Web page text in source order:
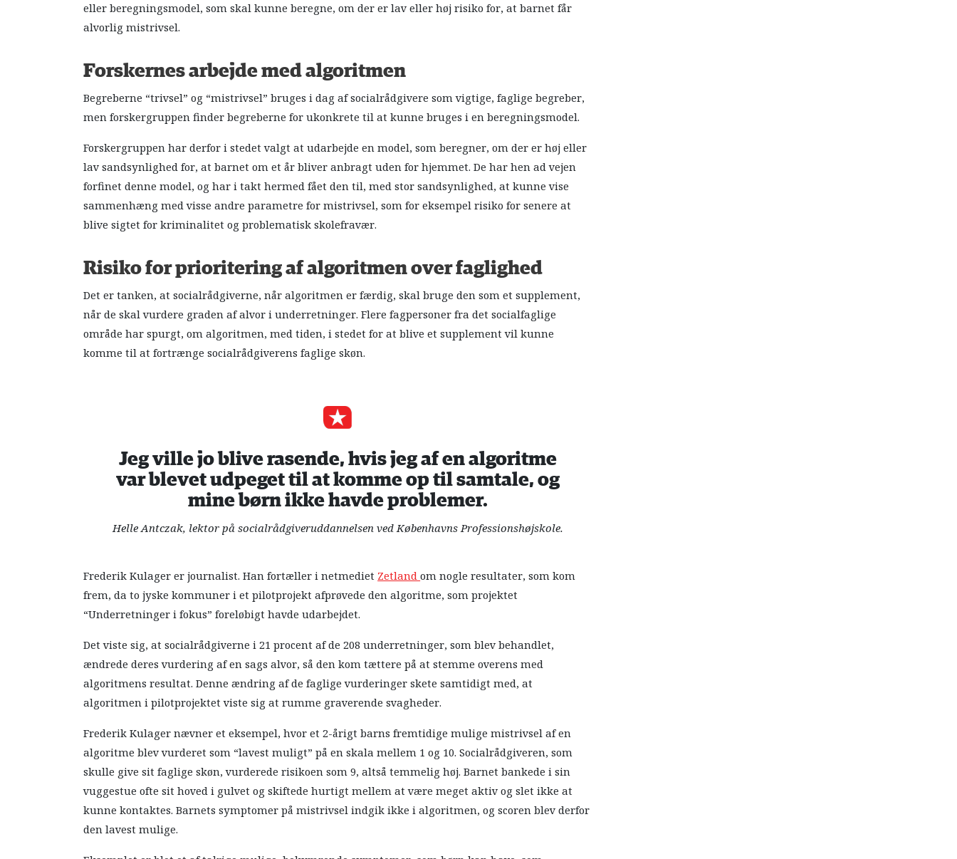
eller beregningsmodel, som skal kunne beregne, om der er lav eller høj risiko for, at barnet får
alvorlig mistrivsel.
Forskernes arbejde med algoritmen
Begreberne “trivsel” og “mistrivsel” bruges i dag af socialrådgivere som vigtige, faglige begreber,
men forskergruppen finder begreberne for ukonkrete til at kunne bruges i en beregningsmodel.
Forskergruppen har derfor i stedet valgt at udarbejde en model, som beregner, om der er høj eller
lav sandsynlighed for, at barnet om et år bliver anbragt uden for hjemmet. De har hen ad vejen
forfinet denne model, og har i takt hermed fået den til, med stor sandsynlighed, at kunne vise
sammenhæng med visse andre parametre for mistrivsel, som for eksempel risiko for senere at
blive sigtet for kriminalitet og problematisk skolefravær.
Risiko for prioritering af algoritmen over faglighed
Det er tanken, at socialrådgiverne, når algoritmen er færdig, skal bruge den som et supplement,
når de skal vurdere graden af alvor i underretninger. Flere fagpersoner fra det socialfaglige
område har spurgt, om algoritmen, med tiden, i stedet for at blive et supplement vil kunne
komme til at fortrænge socialrådgiverens faglige skøn.
Jeg ville jo blive rasende, hvis jeg af en algoritme
var blevet udpeget til at komme op til samtale, og
mine børn ikke havde problemer.
Helle Antczak, lektor på socialrådgiveruddannelsen ved Københavns Professionshøjskole.
Frederik Kulager er journalist. Han fortæller i netmediet Zetlandom nogle resultater, som kom
frem, da to jyske kommuner i et pilotprojekt afprøvede den algoritme, som projektet
“Underretninger i fokus” foreløbigt havde udarbejdet.
Det viste sig, at socialrådgiverne i 21 procent af de 208 underretninger, som blev behandlet,
ændrede deres vurdering af en sags alvor, så den kom tættere på at stemme overens med
algoritmens resultat. Denne ændring af de faglige vurderinger skete samtidigt med, at
algoritmen i pilotprojektet viste sig at rumme graverende svagheder.
Frederik Kulager nævner et eksempel, hvor et 2-årigt barns fremtidige mulige mistrivsel af en
algoritme blev vurderet som “lavest muligt” på en skala mellem 1 og 10. Socialrådgiveren, som
skulle give sit faglige skøn, vurderede risikoen som 9, altså temmelig høj. Barnet bankede i sin
vuggestue ofte sit hoved i gulvet og skiftede hurtigt mellem at være meget aktiv og slet ikke at
kunne kontaktes. Barnets symptomer på mistrivsel indgik ikke i algoritmen, og scoren blev derfor
den lavest mulige.